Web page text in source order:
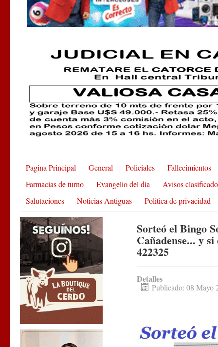
Pagina Principal General Policiales
Fallecimientos
Farmacias de turno
Evangelio del día
Avisos
Salutaciones
Noticias Antiguas Politica de privacidad
Sorteó el Bingo
Cañadense... y
422325
Detalles
Publicado: 08 Mayo